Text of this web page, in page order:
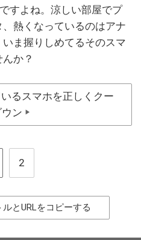
すよね。涼しい部屋でプ
熱くなっているのはアナ
ま握りしめてるそのスマ
か？
るスマホを正しくクー
ン ▶
2
とURLをコピーする